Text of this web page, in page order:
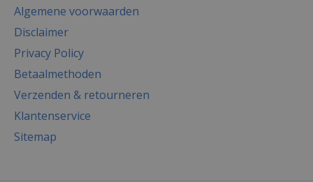
Algemene voorwaarden
Disclaimer
Privacy Policy
Betaalmethoden
Verzenden & retourneren
Klantenservice
Sitemap